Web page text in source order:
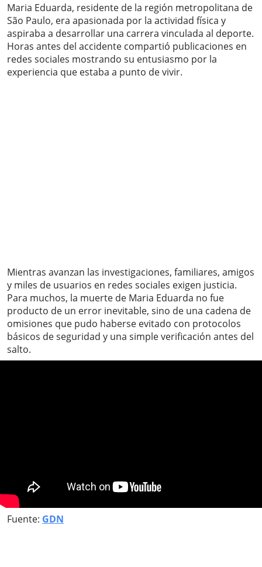
Maria Eduarda, residente de la región metropolitana de
São Paulo, era apasionada por la actividad física y
aspiraba a desarrollar una carrera vinculada al deporte.
Horas antes del accidente compartió publicaciones en
redes sociales mostrando su entusiasmo por la
experiencia que estaba a punto de vivir.
Mientras avanzan las investigaciones, familiares, amigos
y miles de usuarios en redes sociales exigen justicia.
Para muchos, la muerte de Maria Eduarda no fue
producto de un error inevitable, sino de una cadena de
omisiones que pudo haberse evitado con protocolos
básicos de seguridad y una simple verificación antes del
salto.
Fuente: GDN